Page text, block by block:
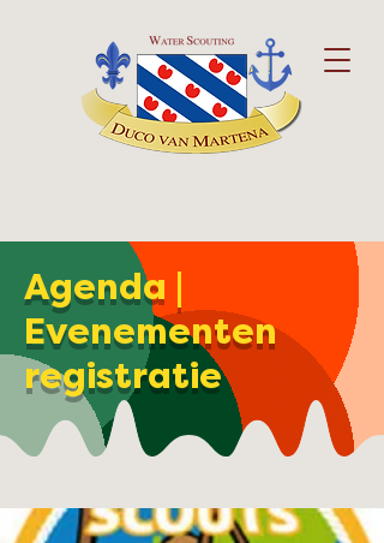
Agenda |
Evenementen
registratie